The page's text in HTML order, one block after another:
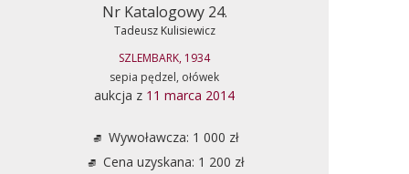
Nr Katalogowy 24.
Tadeusz Kulisiewicz
SZLEMBARK, 1934
sepia pędzel, ołówek
aukcja z 11 marca 2014
Wywoławcza: 1 000 zł
Cena uzyskana: 1 200 zł